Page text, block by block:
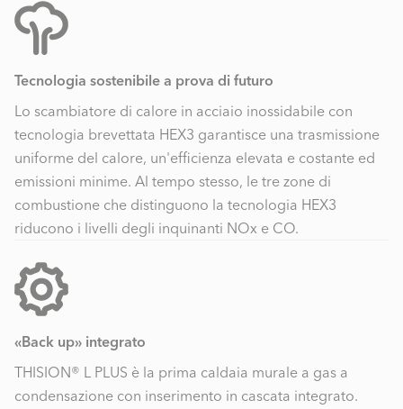
Tecnologia sostenibile a prova di futuro
Lo scambiatore di calore in acciaio inossidabile con
tecnologia brevettata HEX3 garantisce una trasmissione
uniforme del calore, un'efficienza elevata e costante ed
emissioni minime. Al tempo stesso, le tre zone di
combustione che distinguono la tecnologia HEX3
riducono i livelli degli inquinanti NOx e CO.
«Back up» integrato
THISION® L PLUS è la prima caldaia murale a gas a
condensazione con inserimento in cascata integrato.